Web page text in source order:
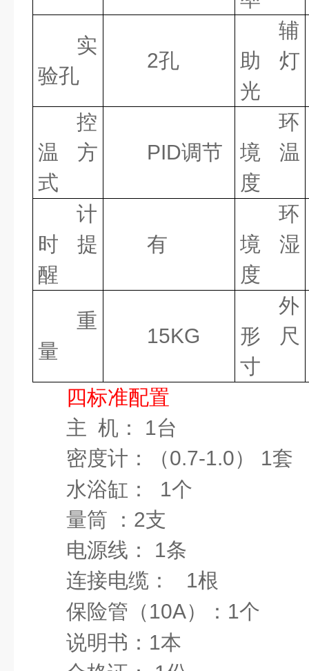
实
验孔
2孔
辅
助灯
光
控
温方
式
PID调节
环
境温
度
计
时提
醒
有
环
境湿
度
重
量
15KG
外
形尺
寸
四标准配置
主 机： 1台
密度计：
（0.7-1.0） 1套
水浴缸：
1个
量筒
： 2支
电源线：
1条
连接电缆：
1根
保险管（10A）： 1个
说明书： 1本